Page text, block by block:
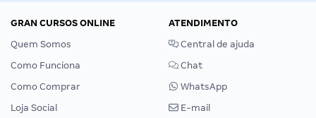
GRAN CURSOS ONLINE
Quem Somos
Como Funciona
Como Comprar
Loja Social
ATENDIMENTO
Central de ajuda
Chat
WhatsApp
E-mail